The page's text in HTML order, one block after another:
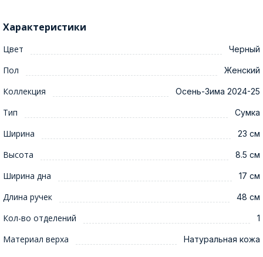
Характеристики
Цвет Черный
Пол Женский
Коллекция Осень-Зима 2024-25
Тип Сумка
Ширина 23 см
Высота 8.5 см
Ширина дна 17 см
Длина ручек 48 см
Кол-во отделений 1
Материал верха Натуральная кожа